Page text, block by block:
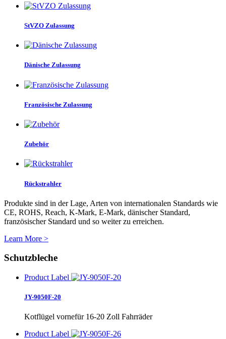
StVZO Zulassung
Dänische Zulassung
Französische Zulassung
Zubehör
Rückstrahler
Produkte sind in der Lage, Arten von internationalen Standards wie
CE, ROHS, Reach, K-Mark, E-Mark, dänischer Standard,
französischer Standard und so weiter zu erreichen.
Learn More >
Schutzbleche
Product Label
JY-9050F-20
Kotflügel vornefür 16-20 Zoll Fahrräder
Product Label